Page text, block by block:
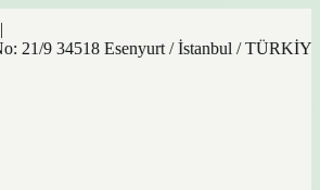
|
Esenyurt / İstanbul / TÜRKİYE